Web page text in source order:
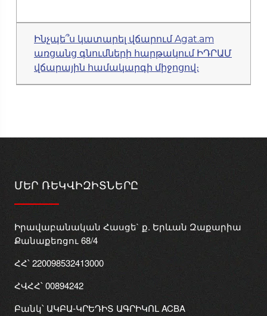
Ինչպե՞ս կատարել վճարում Agat.am
առցանց գնումների հարթակում ԻԴՐԱՄ
վճարային համակարգի միջոցով։
ՄԵՐ ՌԵԿՎԻԶԻՏՆԵՐԸ
Իրավաբանական Հասցե` ք. Երևան Զաքարիա
Քանաքեռցու 68/4
ՀՀ՝ 220098532413000
ՀՎՀՀ՝ 00894242
Բանկ՝ ԱԿԲԱ-ԿՐԵԴԻՏ ԱԳՐԻԿՈԼ ACBA